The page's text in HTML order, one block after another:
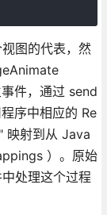
图的代表，然
件，通过 send
序中相应的 Re
映射到从 Java
）。原始
处理这个过程